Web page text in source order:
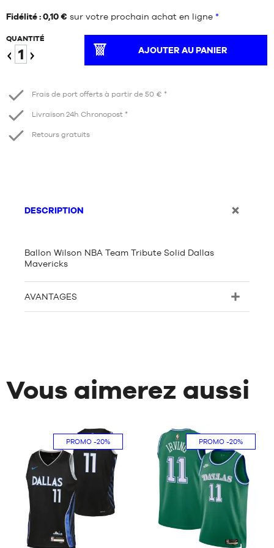
Fidélité : 0,10 € sur votre prochain achat en ligne *
QUANTITÉ
AJOUTER AU PANIER
Frais de port offerts à partir de 50 € *
Livraison 24h Chronopost *
Retours gratuits
DESCRIPTION
Ballon Wilson NBA Team Tribute Solid Dallas
Mavericks
AVANTAGES
Vous aimerez aussi
PROMO-20%
154
PROMO-20%
154